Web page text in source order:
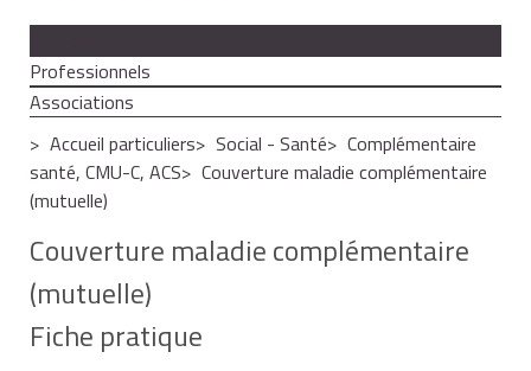
Professionnels
Associations
Accueil particuliers
Social - Santé
Complémentaire
santé, CMU-C, ACS
Couverture maladie complémentaire
(mutuelle)
Couverture maladie complémentaire
(mutuelle)
Fiche pratique